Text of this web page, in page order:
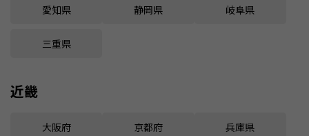
愛知県 静岡県 岐阜県
三重県
近畿
大阪府 京都府 兵庫県